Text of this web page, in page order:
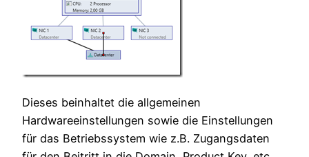
Dieses beinhaltet die allgemeinen
Hardwareeinstellungen sowie die Einstellungen
für das Betriebssystem wie z.B. Zugangsdaten